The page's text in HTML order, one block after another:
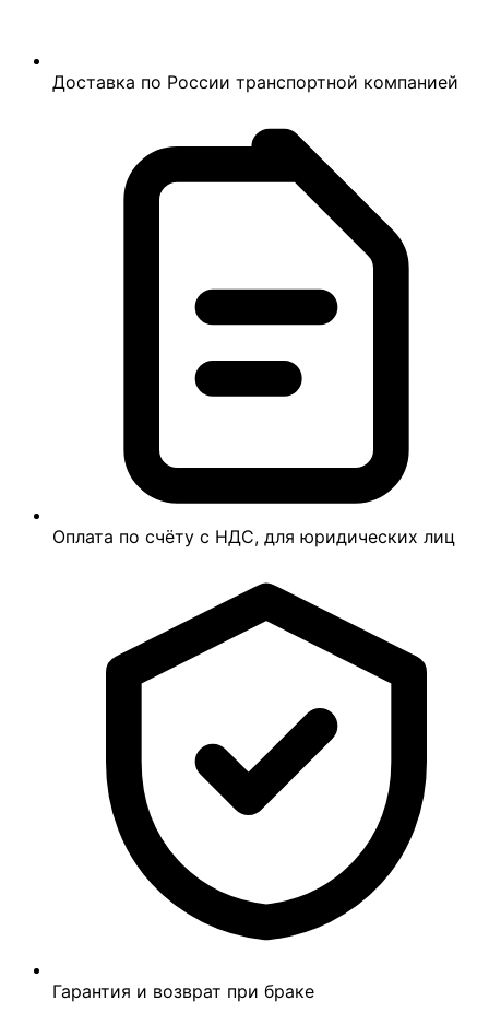
Доставка по России транспортной компанией
Оплата по счёту с НДС, для юридических лиц
Гарантия и возврат при браке